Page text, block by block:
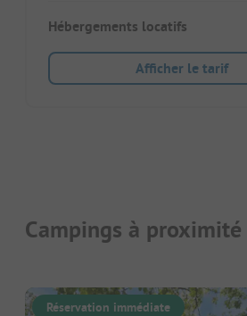
Hébergements locatifs
Afficher le tarif
Campings à proximité
Réservation immédiate